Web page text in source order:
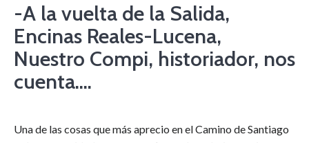
-A la vuelta de la Salida,
Encinas Reales-Lucena,
Nuestro Compi, historiador, nos
cuenta….
Una de las cosas que más aprecio en el Camino de Santiago